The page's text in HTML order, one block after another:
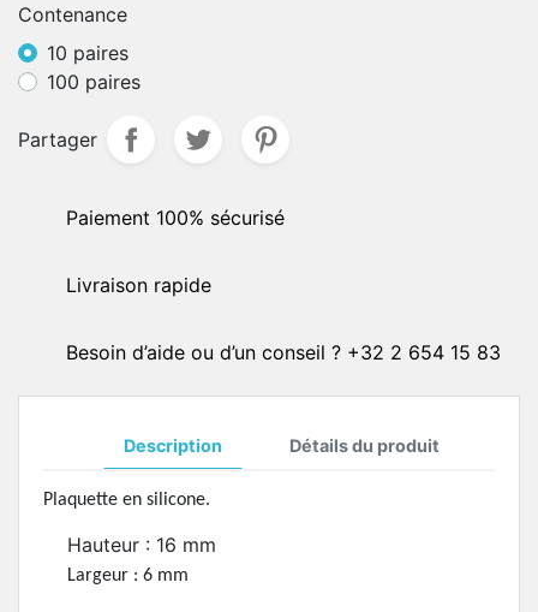
Contenance
10 paires
100 paires
Partager
Paiement 100% sécurisé
Livraison rapide
Besoin d’aide ou d’un conseil ? +32 2 654 15 83
Description Détails du produit
Plaquette en silicone.
Hauteur : 16 mm
Largeur : 6 mm